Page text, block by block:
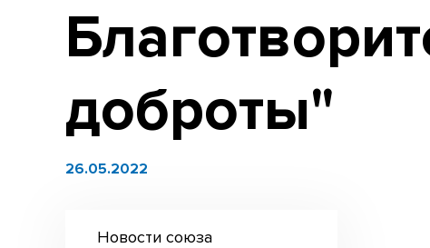
доброты"
26.05.2022
Новости союза